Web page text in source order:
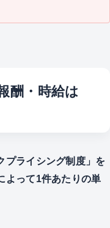
酬・時給は
プライシング制度」を
よって1件あたりの単